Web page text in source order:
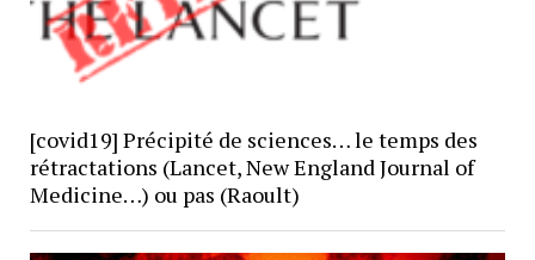
[covid19] Précipité de sciences… le temps des
rétractations (Lancet, New England Journal of
Medicine…) ou pas (Raoult)